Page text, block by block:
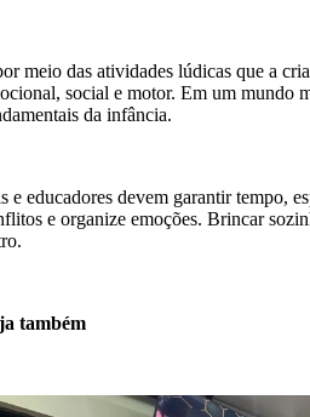
meio das atividades lúdicas que a
social e motor. Em um mundo
da infância.
e educadores devem garantir tempo,
e organize emoções. Brincar
também